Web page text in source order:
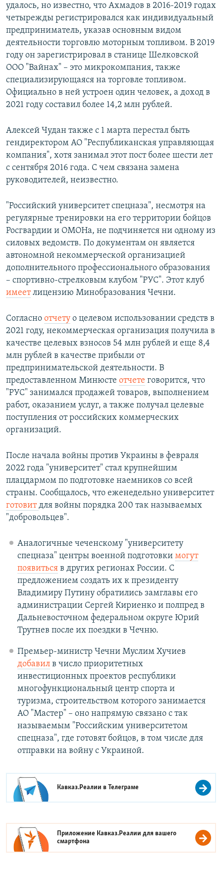
удалось, но известно, что Ахмадов в 2016-2019 годах
четырежды регистрировался как индивидуальный
предприниматель, указав основным видом
деятельности торговлю моторным топливом. В 2019
году он зарегистрировал в станице Шелковской
ООО "Вайнах" – это микрокомпания, также
специализирующаяся на торговле топливом.
Официально в ней устроен один человек, а доход в
2021 году составил более 14,2 млн рублей.
Алексей Чудан также с 1 марта перестал быть
гендиректором АО "Республиканская управляющая
компания", хотя занимал этот пост более шести лет
с сентября 2016 года. С чем связана замена
руководителей, неизвестно.
"Российский университет спецназа", несмотря на
регулярные тренировки на его территории бойцов
Росгвардии и ОМОНа, не подчиняется ни одному из
силовых ведомств. По документам он является
автономной некоммерческой организацией
дополнительного профессионального образования
– спортивно-стрелковым клубом "РУС". Этот клуб
имеетлицензию Минобразования Чечни.
Согласно отчету о целевом использовании средств в
2021 году, некоммерческая организация получила в
качестве целевых взносов 54 млн рублей и еще 8,4
млн рублей в качестве прибыли от
предпринимательской деятельности. В
предоставленном Минюсте отчете говорится, что
"РУС" занимался продажей товаров, выполнением
работ, оказанием услуг, а также получал целевые
поступления от российских коммерческих
организаций.
После начала войны против Украины в февраля
2022 года "университет" стал крупнейшим
плацдармом по подготовке наемников со всей
страны. Сообщалось, что еженедельно университет
готовитдля войны порядка 200 так называемых
"добровольцев".
Аналогичные чеченскому "университету
спецназа" центры военной подготовки могут
появитьсяв других регионах России. С
предложением создать их к президенту
Владимиру Путину обратились замглавы его
администрации Сергей Кириенко и полпред в
Дальневосточном федеральном округе Юрий
Трутнев после их поездки в Чечню.
Премьер-министр Чечни Муслим Хучиев
добавилв число приоритетных
инвестиционных проектов республики
многофункциональный центр спорта и
туризма, строительством которого занимается
АО "Мастер" – оно напрямую связано с так
называемым "Российским университетом
спецназа", где готовят бойцов, в том числе для
отправки на войну с Украиной.
Кавказ.Реалии вТелеграме
Приложение Кавказ.Реалии для вашего
смартфона